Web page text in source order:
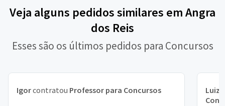
Veja alguns pedidos similares em Angra
dos Reis
Esses são os últimos pedidos para Concursos
Igorcontratou Professor para Concursos
Luiz